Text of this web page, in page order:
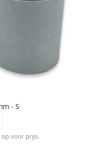
- S
voor prijs.